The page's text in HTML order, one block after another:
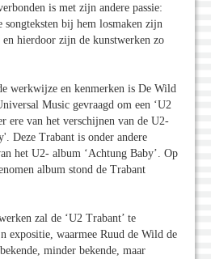
is met zijn andere passie:
songteksten bij hem losmaken zijn
hierdoor zijn de kunstwerken zo
werkwijze en kenmerken is De Wild
Music gevraagd om een ‘U2
ere van het verschijnen van de U2-
Deze Trabant is onder andere
het U2- album ‘Achtung Baby’. Op
album stond de Trabant
zal de ‘U2 Trabant’ te
expositie, waarmee Ruud de Wild de
minder bekende, maar